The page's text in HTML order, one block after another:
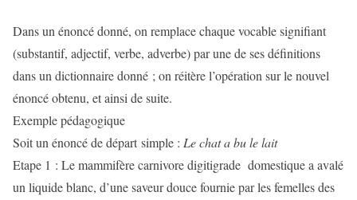
Dans un énoncé donné, on remplace chaque vocable signifiant
(substantif, adjectif, verbe, adverbe) par une de ses définitions
dans un dictionnaire donné ; on réitère l’opération sur le nouvel
énoncé obtenu, et ainsi de suite.
Exemple pédagogique
Soit un énoncé de départ simple : Le chat a bu le lait
Etape 1 : Le mammifère carnivore digitigrade domestique a avalé
un liquide blanc, d’une saveur douce fournie par les femelles des